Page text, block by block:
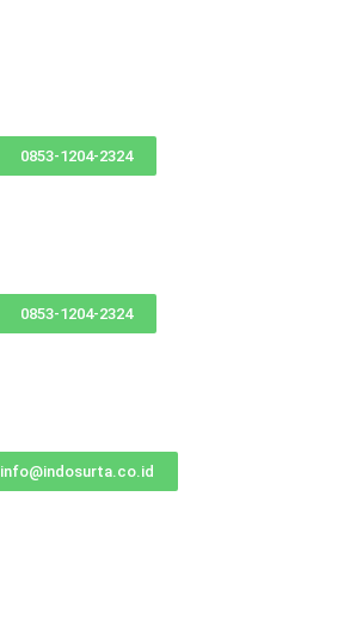
0853-1204-2324
0853-1204-2324
info@indosurta.co.id